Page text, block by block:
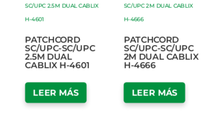
PATCHCORD
SC/UPC-SC/UPC
2.5M DUAL
CABLIX H-4601
LEER MÁS
PATCHCORD
SC/UPC-SC/UPC
2M DUAL CABLIX
H-4666
LEER MÁS